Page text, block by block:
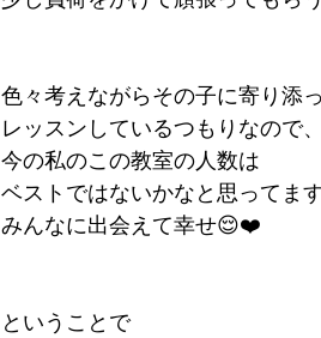
色々考えながらその子に寄り添
レッスンしているつもりなので、
今の私のこの教室の人数は
ベストではないかなと思ってま
みんなに出会えて幸せ😌❤️
ということで